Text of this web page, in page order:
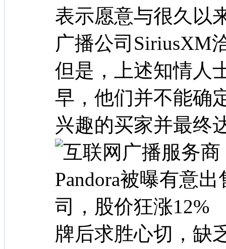
表示愿意与很久以
广播公司SiriusXM
但是，上述知情人
早，他们并不能确
兴趣的买家并最终
牌后求胜心切，缺